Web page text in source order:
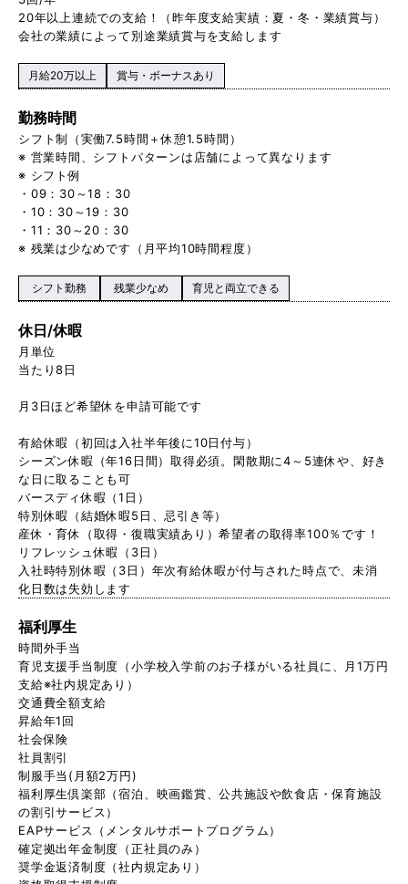
20年以上連続での支給！（昨年度支給実績：夏・冬・業績賞与）
会社の業績によって別途業績賞与を支給します
月給20万以上 賞与・ボーナスあり
勤務時間
シフト制（実働7.5時間＋休憩1.5時間）
※ 営業時間、シフトパターンは店舗によって異なります
※ シフト例
・09：30～18：30
・10：30～19：30
・11：30～20：30
※ 残業は少なめです（月平均10時間程度）
シフト勤務 残業少なめ 育児と両立できる
休日/休暇
月単位
当たり8日
月3日ほど希望休を申請可能です
有給休暇（初回は入社半年後に10日付与）
シーズン休暇（年16日間）取得必須。閑散期に4～5連休や、好き
な日に取ることも可
バースディ休暇（1日）
特別休暇（結婚休暇5日、忌引き等）
産休・育休（取得・復職実績あり）希望者の取得率100％です！
リフレッシュ休暇（3日）
入社時特別休暇（3日）年次有給休暇が付与された時点で、未消
化日数は失効します
福利厚生
時間外手当
育児支援手当制度（小学校入学前のお子様がいる社員に、月1万円
支給※社内規定あり）
交通費全額支給
昇給年1回
社会保険
社員割引
制服手当(月額2万円)
福利厚生倶楽部（宿泊、映画鑑賞、公共施設や飲食店・保育施設
の割引サービス）
EAPサービス（メンタルサポートプログラム）
確定拠出年金制度（正社員のみ）
奨学金返済制度（社内規定あり）